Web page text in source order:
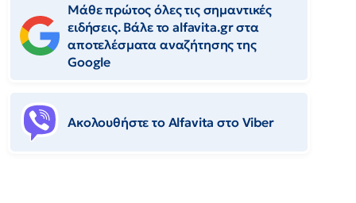
Μάθε πρώτος όλες τις σημαντικές
ειδήσεις. Βάλε το alfavita.gr στα
αποτελέσματα αναζήτησης της
Google
Ακολουθήστε το Αlfavita στο Viber